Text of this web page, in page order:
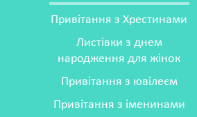
Привітання з Хрестинами
Листівки з днем
народження для жінок
Привітання з ювілеєм
Привітання з іменинами